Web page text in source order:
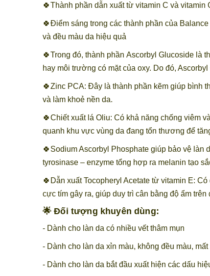
🍀Thành phần dẫn xuất từ vitamin C và
🍀Điểm sáng trong các thành phần của
và đều màu da hiệu quả
🍀Trong đó, thành phần Ascorbyl Glucoside là
hay môi trường có mặt của oxy. Do đó,
🍀Zinc PCA: Đây là thành phần kẽm giúp bình
và làm khoẻ nền da.
🍀Chiết xuất lá Oliu: Có khả năng chống viêm
quanh khu vực vùng da đang tổn thương để
🍀Sodium Ascorbyl Phosphate giúp bảo vệ
tyrosinase – enzyme tổng hợp ra melanin tạo
🍀Dẫn xuất Tocopheryl Acetate từ vitamin E:
cực tím gây ra, giúp duy trì cân bằng độ ẩm trên
🌟 Đối tượng khuyên dùng:
- Dành cho làn da có nhiều vết thâm mụn
- Dành cho làn da xỉn màu, không đều màu,
- Dành cho làn da bắt đầu xuất hiện các dấu